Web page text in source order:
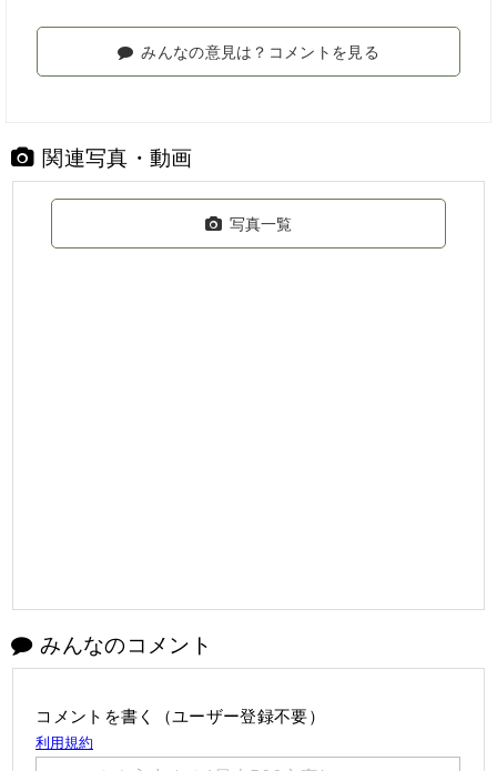
みんなの意見は？コメントを見る
関連写真・動画
写真一覧
みんなのコメント
コメントを書く（ユーザー登録不要）